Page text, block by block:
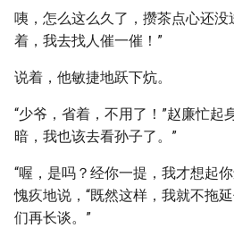
咦，怎么这么久了，攒茶点心还
着，我去找人催一催！”
说着，他敏捷地跃下炕。
“少爷，省着，不用了！”赵廉忙起
暗，我也该去看孙子了。”
“喔，是吗？经你一提，我才想起
愧疚地说，“既然这样，我就不拖
们再长谈。”